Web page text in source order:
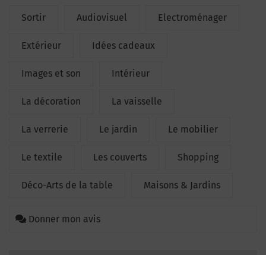
Sortir Audiovisuel Electroménager
Extérieur Idées cadeaux
Images et son Intérieur
La décoration La vaisselle
La verrerie Le jardin Le mobilier
Le textile Les couverts Shopping
Déco-Arts de la table Maisons & Jardins
Donner mon avis